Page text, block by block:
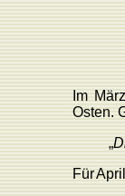
Im
Osten.
„
Für